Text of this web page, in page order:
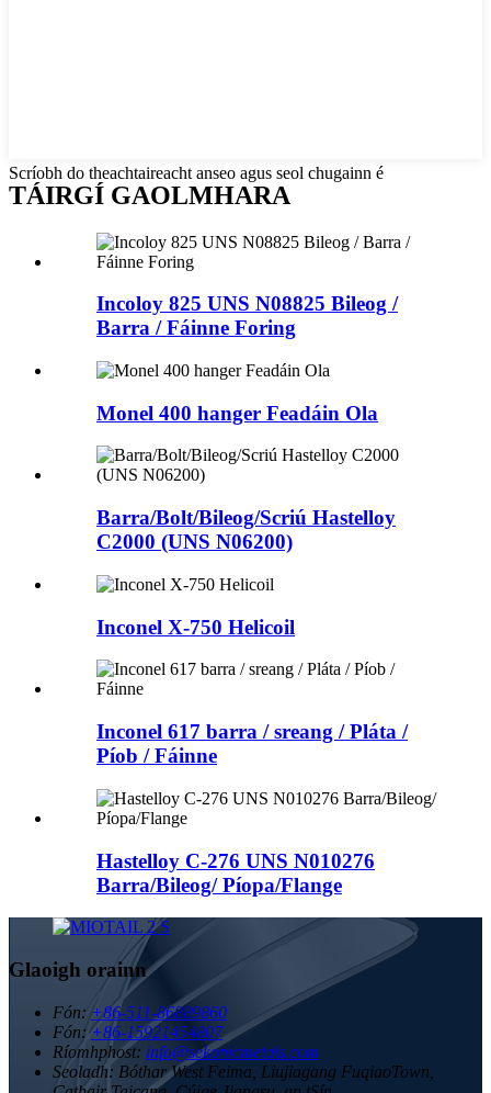
Scríobh do theachtaireacht anseo agus seol chugainn é
TÁIRGÍ GAOLMHARA
Incoloy 825 UNS N08825 Bileog /
Barra / Fáinne Foring
Monel 400 hanger Feadáin Ola
Barra/Bolt/Bileog/Scriú Hastelloy
C2000 (UNS N06200)
Inconel X-750 Helicoil
Inconel 617 barra / sreang / Pláta /
Píob / Fáinne
Hastelloy C-276 UNS N010276
Barra/Bileog/ Píopa/Flange
Glaoigh orainn
Fón: +86-511-86889860
Fón: +86-15921454807
Ríomhphost: info@sekonicmetals.com
Seoladh: Bóthar West Feima, Liujiagang FuqiaoTown,